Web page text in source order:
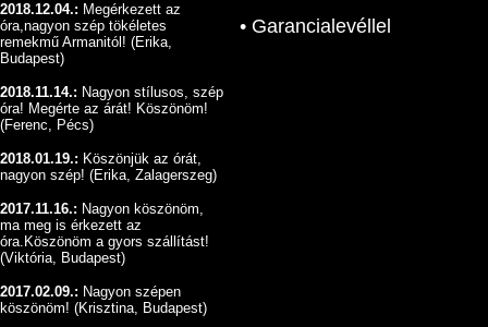
2018.12.04.: Megérkezett az
óra,nagyon szép tökéletes
remekmű Armanitól! (Erika,
Budapest)
2018.11.14.: Nagyon stílusos, szép
óra! Megérte az árát! Köszönöm!
(Ferenc, Pécs)
2018.01.19.: Köszönjük az órát,
nagyon szép! (Erika, Zalagerszeg)
2017.11.16.: Nagyon köszönöm,
ma meg is érkezett az
óra.Köszönöm a gyors szállítást!
(Viktória, Budapest)
2017.02.09.: Nagyon szépen
köszönöm! (Krisztina, Budapest)
• Garancialevéllel